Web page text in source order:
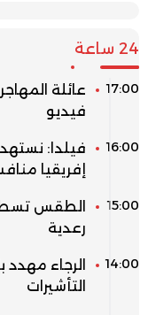
24 ساعة
17:00
عائلة
فيديو
16:00
فيلدا:
إفريقيا
15:00
الطقس
رعدية
14:00
الرجاء مهدد
التأشيرات